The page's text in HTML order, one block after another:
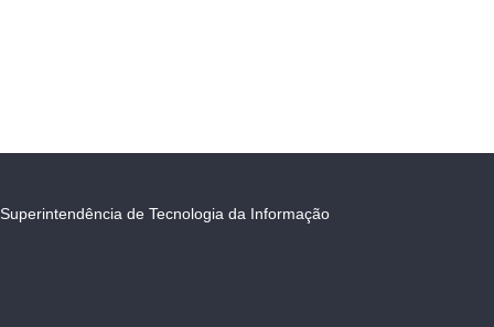
Superintendência de Tecnologia da Informação